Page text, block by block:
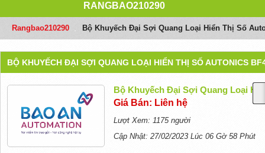
RANGBAO210290
Rangbao210290 Bộ Khuyếch Đại Sợi Quang Loại Hiển Thị Số
BỘ KHUYẾCH ĐẠI SỢI QUANG LOẠI HIỂN THỊ SỐ AUTONICS
Bộ Khuyếch Đại Sợi Quang Loại
Giá Bán: Liên hệ
Lượt Xem: 1175 người
Cập Nhật: 27/02/2023 Lúc 06 Gờ 58 Phút